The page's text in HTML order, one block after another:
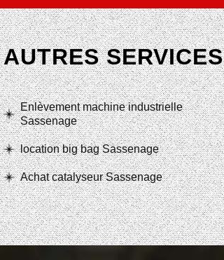
AUTRES SERVICES
Enlèvement machine industrielle
Sassenage
location big bag Sassenage
Achat catalyseur Sassenage